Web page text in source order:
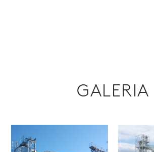
GALERIA